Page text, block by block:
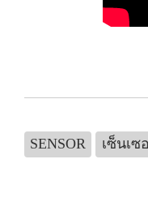
SENSOR เซ็นเซ